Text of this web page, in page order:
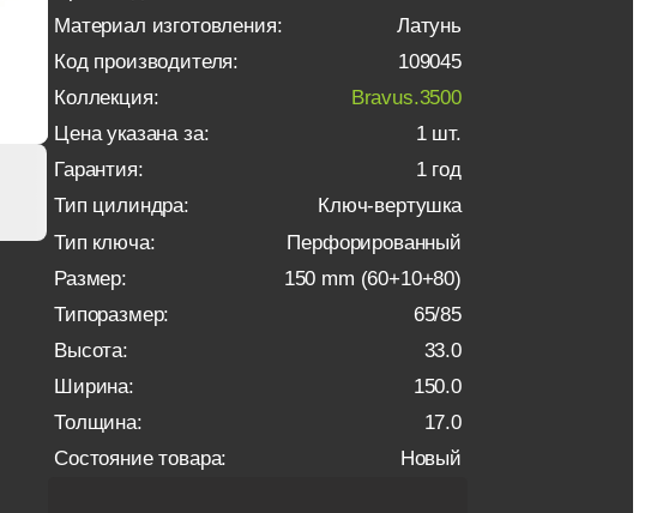
Материал изготовления:
Латунь
Код производителя:
109045
Коллекция:
Bravus.3500
Цена указана за:
1 шт.
Гарантия:
1 год
Тип цилиндра:
Ключ-вертушка
Тип ключа:
Перфорированный
Размер:
150 mm (60+10+80)
Типоразмер:
65/85
Высота:
33.0
Ширина:
150.0
Толщина:
17.0
Состояние товара:
Новый